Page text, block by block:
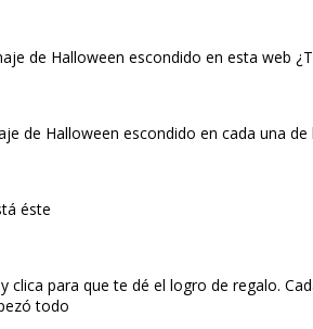
de Halloween escondido en esta web
de Halloween escondido en cada una
éste
para que te dé el logro de regalo.
todo